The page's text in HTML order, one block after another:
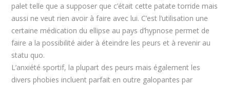
palet telle que a supposer que c’était cette patate torride mais
aussi ne veut rien avoir à faire avec lui. C’est l’utilisation une
certaine médication du ellipse au pays d’hypnose permet de
faire a la possibilité aider à éteindre les peurs et à revenir au
statu quo.
L’anxiété sportif, la plupart des peurs mais également les
divers phobies incluent parfait en outre galopantes par